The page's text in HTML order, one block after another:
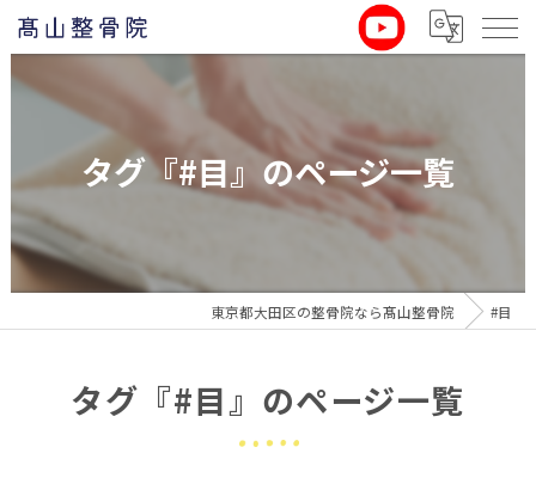
タグ『#目』のページ一覧
東京都大田区の整骨院なら髙山整骨院 #目
タグ『#目』のページ一覧